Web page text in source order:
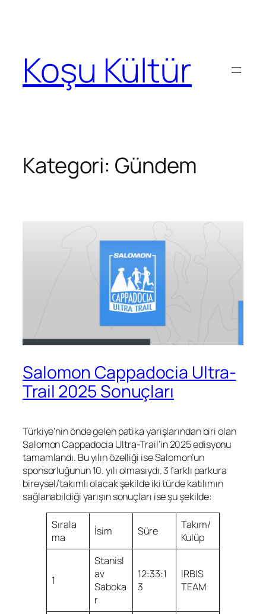
Koşu Kültür
Kategori: Gündem
Salomon Cappadocia Ultra-
Trail 2025 Sonuçları
Türkiye’nin önde gelen patika yarışlarından biri olan
Salomon Cappadocia Ultra-Trail’in 2025 edisyonu
tamamlandı. Bu yılın özelliği ise Salomon’un
sponsorluğunun 10. yılı olmasıydı. 3 farklı parkura
bireysel/takımlı olacak şekilde iki türde katılımın
sağlanabildiği yarışın sonuçları ise şu şekilde:
Sırala
ma
İsim Süre
Takım/
Kulüp
1
Stanisl
av
Saboka
r
12:33:1
3
IRBIS
TEAM